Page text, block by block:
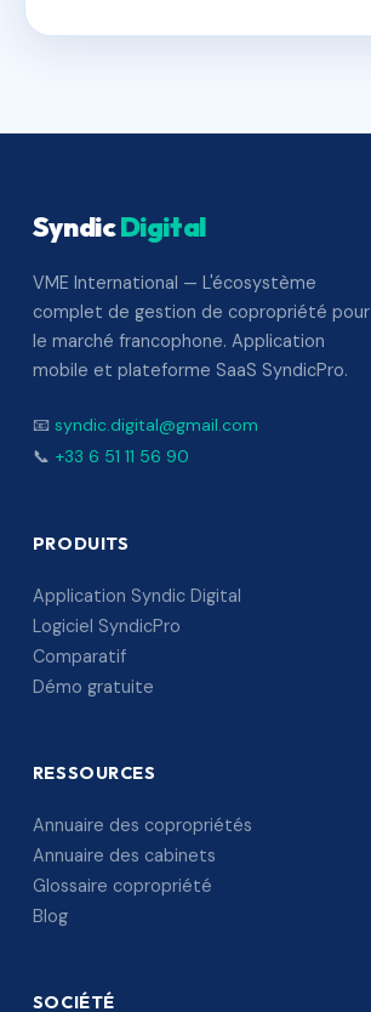
SyndicDigital
VME International — L'écosystème
complet de gestion de copropriété pour
le marché francophone. Application
mobile et plateforme SaaS SyndicPro.
📧 syndic.digital@gmail.com
📞 +33 6 51 11 56 90
PRODUITS
Application Syndic Digital
Logiciel SyndicPro
Comparatif
Démo gratuite
RESSOURCES
Annuaire des copropriétés
Annuaire des cabinets
Glossaire copropriété
Blog
SOCIÉTÉ